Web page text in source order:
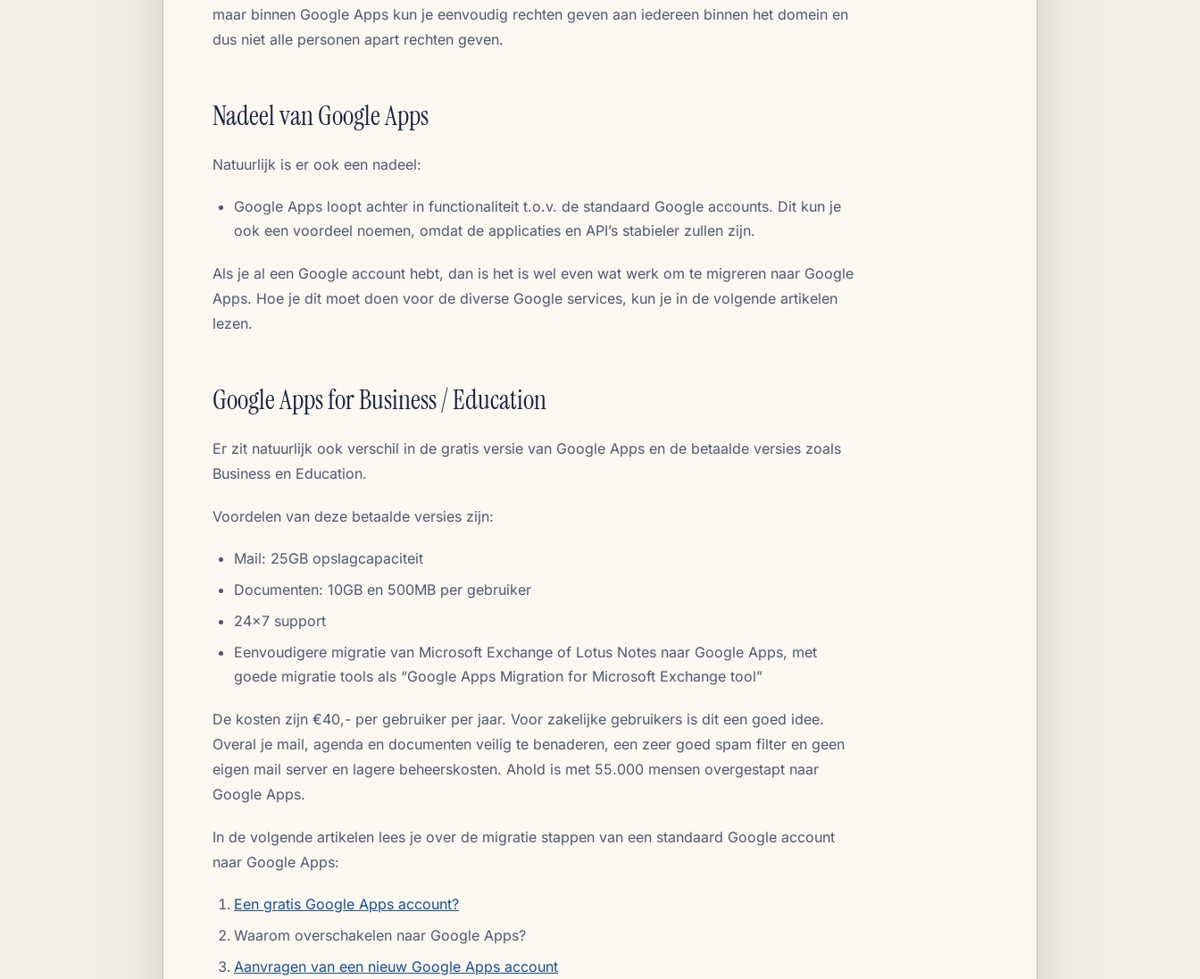
maar binnen Google Apps kun je eenvoudig rechten geven aan iedereen binnen het domein en
dus niet alle personen apart rechten geven.
Nadeel van Google Apps
Natuurlijk is er ook een nadeel:
Google Apps loopt achter in functionaliteit t.o.v. de standaard Google accounts. Dit kun je
ook een voordeel noemen, omdat de applicaties en API’s stabieler zullen zijn.
Als je al een Google account hebt, dan is het is wel even wat werk om te migreren naar Google
Apps. Hoe je dit moet doen voor de diverse Google services, kun je in de volgende artikelen
lezen.
Google Apps for Business / Education
Er zit natuurlijk ook verschil in de gratis versie van Google Apps en de betaalde versies zoals
Business en Education.
Voordelen van deze betaalde versies zijn:
Mail: 25GB opslagcapaciteit
Documenten: 10GB en 500MB per gebruiker
24x7 support
Eenvoudigere migratie van Microsoft Exchange of Lotus Notes naar Google Apps, met
goede migratie tools als “Google Apps Migration for Microsoft Exchange tool”
De kosten zijn €40,- per gebruiker per jaar. Voor zakelijke gebruikers is dit een goed idee.
Overal je mail, agenda en documenten veilig te benaderen, een zeer goed spam filter en geen
eigen mail server en lagere beheerskosten. Ahold is met 55.000 mensen overgestapt naar
Google Apps.
In de volgende artikelen lees je over de migratie stappen van een standaard Google account
naar Google Apps:
Een gratis Google Apps account?
Waarom overschakelen naar Google Apps?
Aanvragen van een nieuw Google Apps account